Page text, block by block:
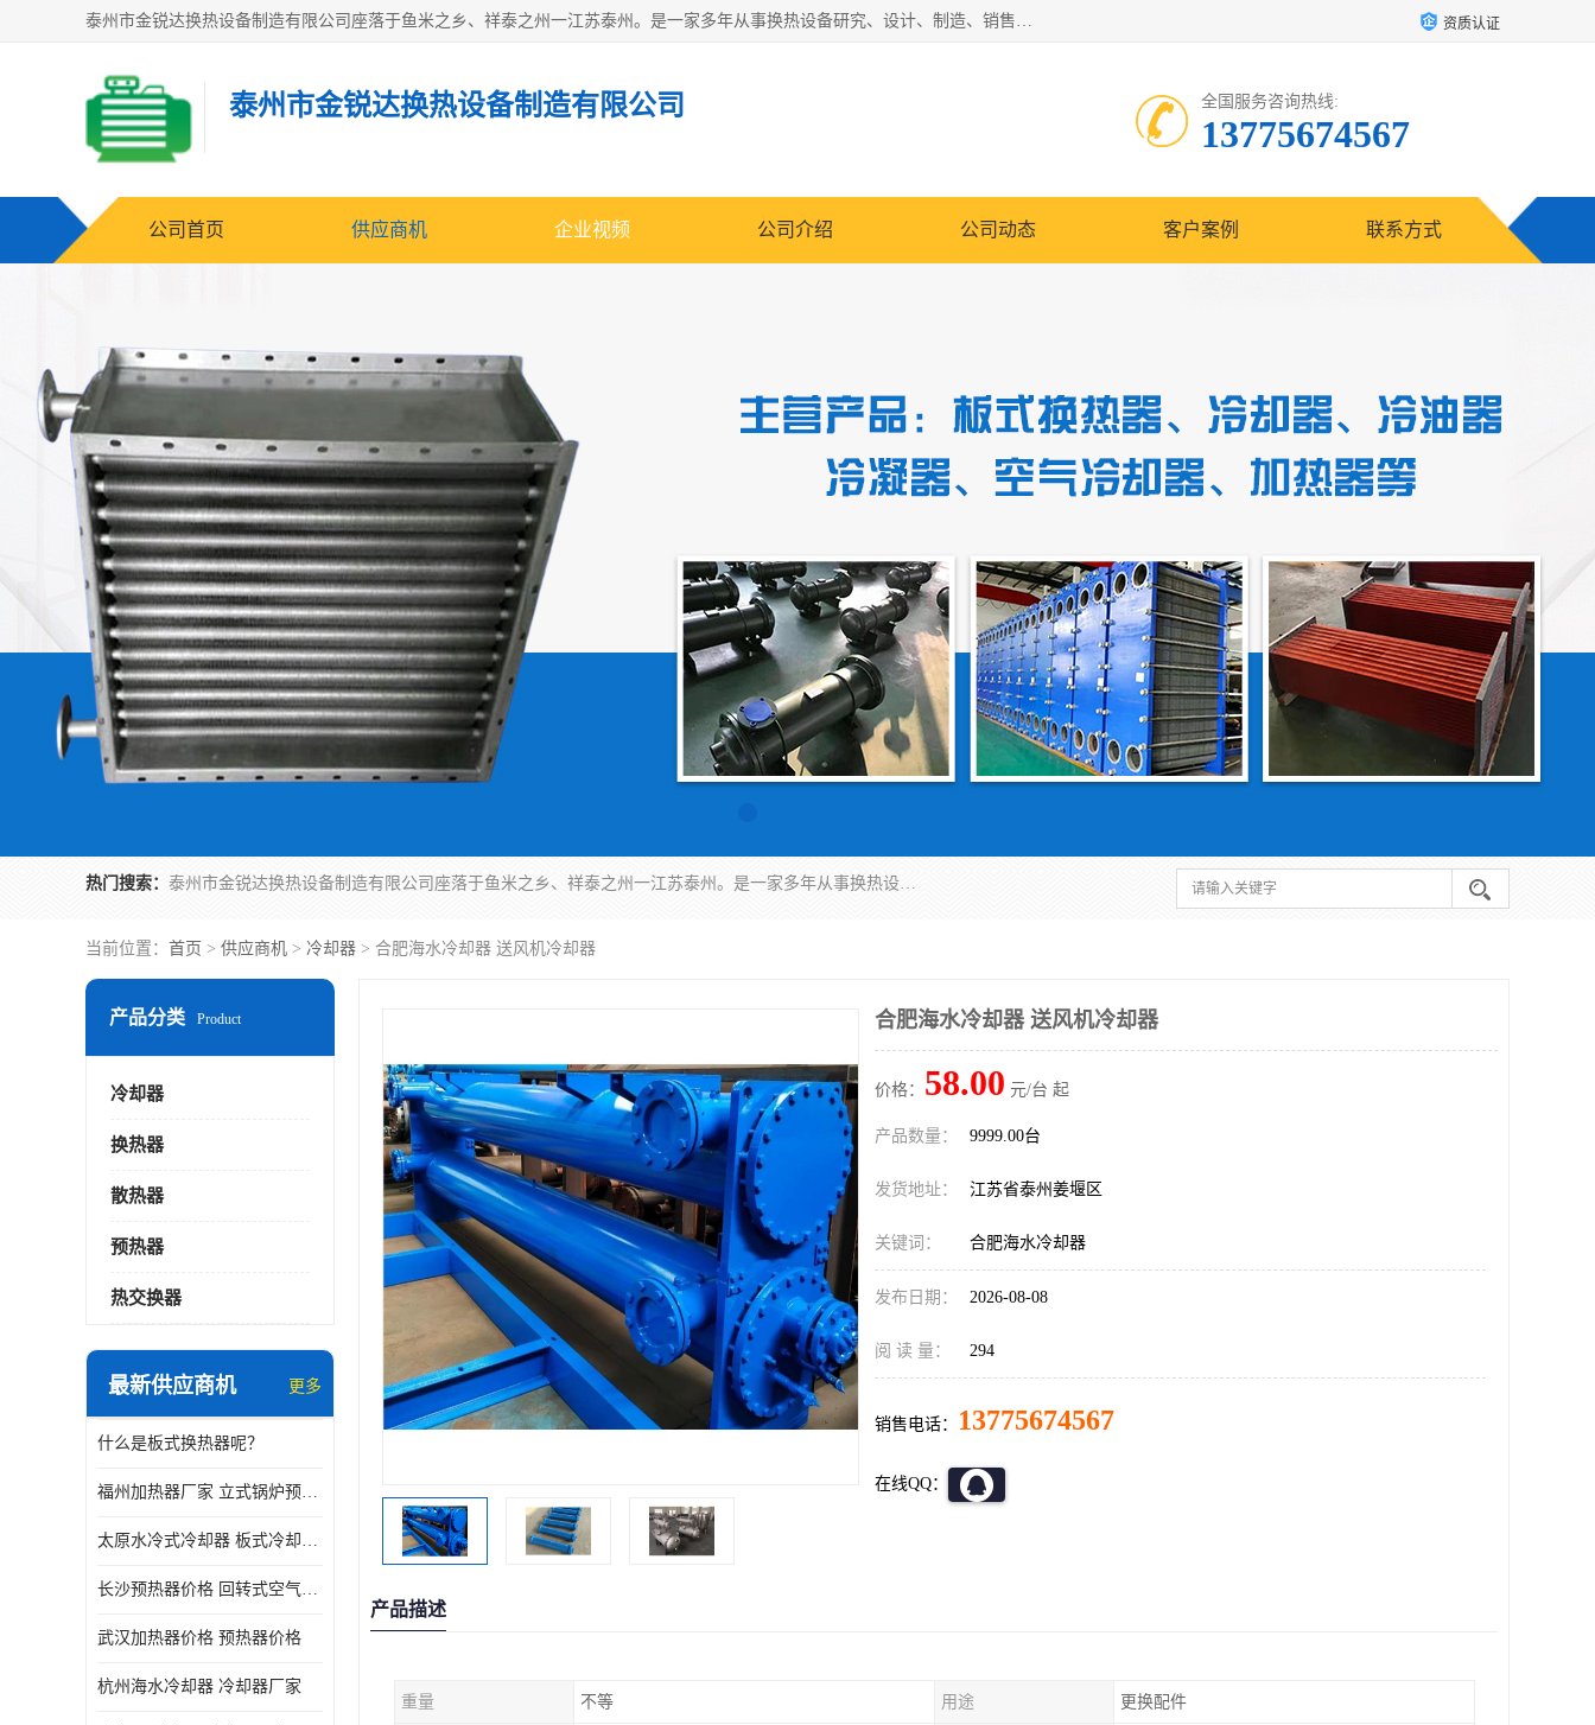
泰州市金锐达换热设备制造有限公司座落于鱼米之乡、祥泰之州一江苏泰州。是一家多年从事换热设备研究、设计、制造、销售、服务于一体的生产企业。 资质认证
泰州市金锐达换热设备制造有限公司 全国服务咨询热线:
13775674567
公司首页 供应商机 企业视频 公司介绍 公司动态 客户案例 联系方式
热门搜索： 泰州市金锐达换热设备制造有限公司座落于鱼米之乡、祥泰之州一江苏泰州。是一家多年从事换热设备研究、设计、制造、销售、服务于一体的生产企业。
当前位置： 首页 > 供应商机 > 冷却器 > 合肥海水冷却器 送风机冷却器
产品分类 Product
冷却器
换热器
散热器
预热器
热交换器
最新供应商机 更多
什么是板式换热器呢？
福州加热器厂家 立式锅炉预热器
太原水冷式冷却器 板式冷却器厂家
长沙预热器价格 回转式空气预热器
武汉加热器价格 预热器价格
杭州海水冷却器 冷却器厂家
合肥海水冷却器 送风机冷却器
价格： 58.00 元/台 起
产品数量： 9999.00台
发货地址： 江苏省泰州姜堰区
关键词： 合肥海水冷却器
发布日期： 2026-08-08
阅 读 量： 294
销售电话： 13775674567
在线QQ：
产品描述
重量 不等 用途 更换配件